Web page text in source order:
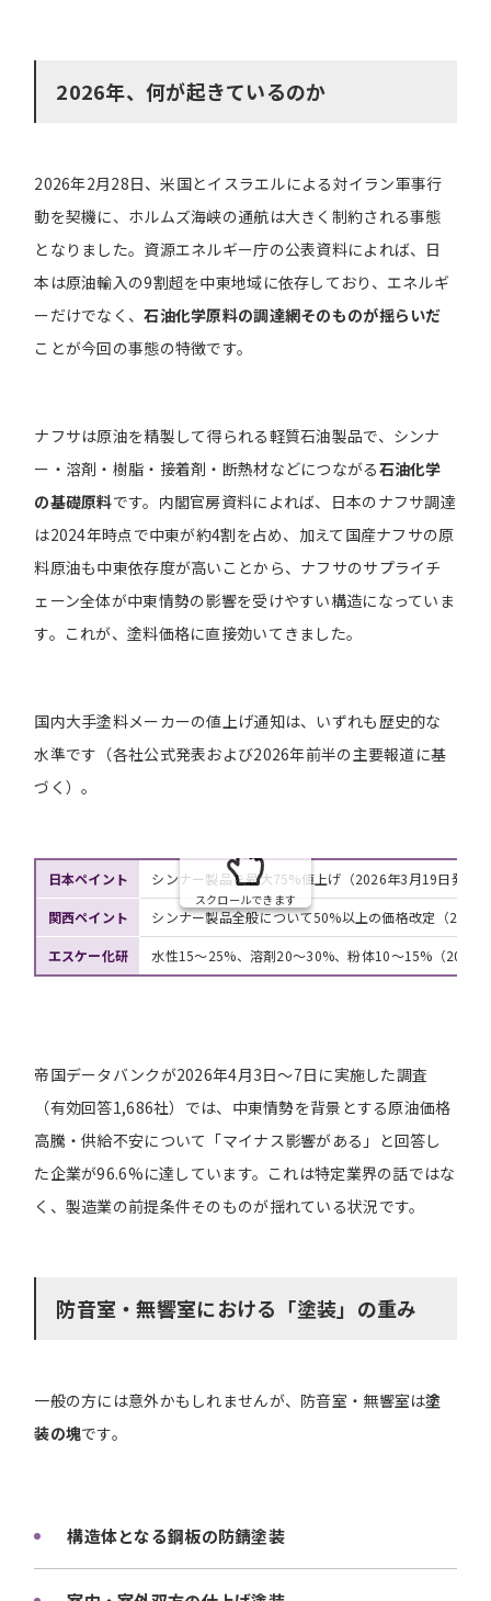
2026年、何が起きているのか
2026年2月28日、米国とイスラエルによる対イラン軍事行
動を契機に、ホルムズ海峡の通航は大きく制約される事態
となりました。資源エネルギー庁の公表資料によれば、日
本は原油輸入の9割超を中東地域に依存しており、エネルギ
ーだけでなく、石油化学原料の調達網そのものが揺らいだ
ことが今回の事態の特徴です。
ナフサは原油を精製して得られる軽質石油製品で、シンナ
ー・溶剤・樹脂・接着剤・断熱材などにつながる石油化学
の基礎原料です。内閣官房資料によれば、日本のナフサ調達
は2024年時点で中東が約4割を占め、加えて国産ナフサの原
料原油も中東依存度が高いことから、ナフサのサプライチ
ェーン全体が中東情勢の影響を受けやすい構造になっていま
す。これが、塗料価格に直接効いてきました。
国内大手塗料メーカーの値上げ通知は、いずれも歴史的な
水準です（各社公式発表および2026年前半の主要報道に基
づく）。
日本ペイント シンナー製品を最大75%値上げ（2026年3月19日発注
関西ペイント シンナー製品全般について50%以上の価格改定（2026
エスケー化研 水性15〜25%、溶剤20〜30%、粉体10〜15%（2026
スクロールできます
帝国データバンクが2026年4月3日〜7日に実施した調査
（有効回答1,686社）では、中東情勢を背景とする原油価格
高騰・供給不安について「マイナス影響がある」と回答し
た企業が96.6%に達しています。これは特定業界の話ではな
く、製造業の前提条件そのものが揺れている状況です。
防音室・無響室における「塗装」の重み
一般の方には意外かもしれませんが、防音室・無響室は塗
装の塊です。
構造体となる鋼板の防錆塗装